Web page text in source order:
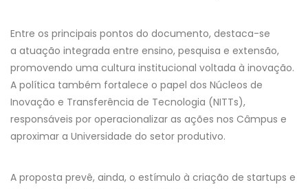
Entre os principais pontos do documento, destaca-se
a atuação integrada entre ensino, pesquisa e extensão,
promovendo uma cultura institucional voltada à inovação.
A política também fortalece o papel dos Núcleos de
Inovação e Transferência de Tecnologia (NITTs),
responsáveis por operacionalizar as ações nos Câmpus e
aproximar a Universidade do setor produtivo.
A proposta prevê, ainda, o estímulo à criação de startups e